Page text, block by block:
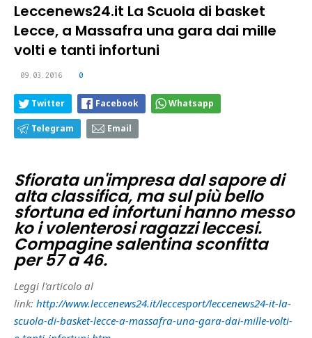
Leccenews24.it La Scuola di basket
Lecce, a Massafra una gara dai mille
volti e tanti infortuni
09.03.2016 0
Twitter Facebook Whatsapp
Telegram Email
Sfiorata un'impresa dal sapore di
alta classifica, ma sul più bello
sfortuna ed infortuni hanno messo
ko i volenterosi ragazzi leccesi.
Compagine salentina sconfitta
per 57 a 46.
Leggi l'articolo al
link: http://www.leccenews24.it/leccesport/leccenews24-it-la-
scuola-di-basket-lecce-a-massafra-una-gara-dai-mille-volti-